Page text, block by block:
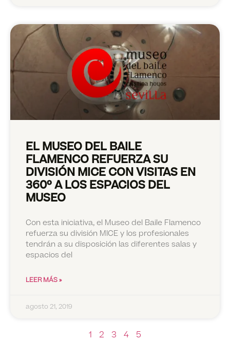
EL MUSEO DEL BAILE
FLAMENCO REFUERZA SU
DIVISIÓN MICE CON VISITAS EN
360º A LOS ESPACIOS DEL
MUSEO
Con esta iniciativa, el Museo del Baile Flamenco
refuerza su división MICE y los profesionales
tendrán a su disposición las diferentes salas y
espacios del
LEER MÁS »
agosto 21, 2019
1 2 3 4 5